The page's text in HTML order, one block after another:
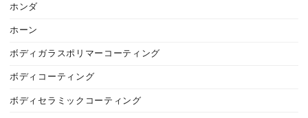
ホンダ
ホーン
ボディガラスポリマーコーティング
ボディコーティング
ボディセラミックコーティング